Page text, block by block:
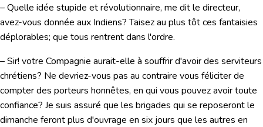
– Quelle idée stupide et révolutionnaire, me dit le directeur,
avez-vous donnée aux Indiens? Taisez au plus tôt ces fantaisies
déplorables; que tous rentrent dans l'ordre.
– Sir! votre Compagnie aurait-elle à souffrir d'avoir des serviteurs
chrétiens? Ne devriez-vous pas au contraire vous féliciter de
compter des porteurs honnêtes, en qui vous pouvez avoir toute
confiance? Je suis assuré que les brigades qui se reposeront le
dimanche feront plus d'ouvrage en six jours que les autres en